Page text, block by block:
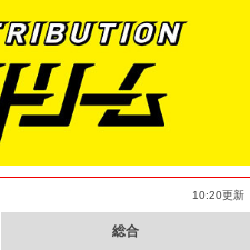
10:20更新
総合